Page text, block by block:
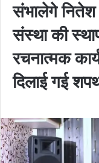
संभालेगे
संस्था की
रचनात्मक
दिलाई गई